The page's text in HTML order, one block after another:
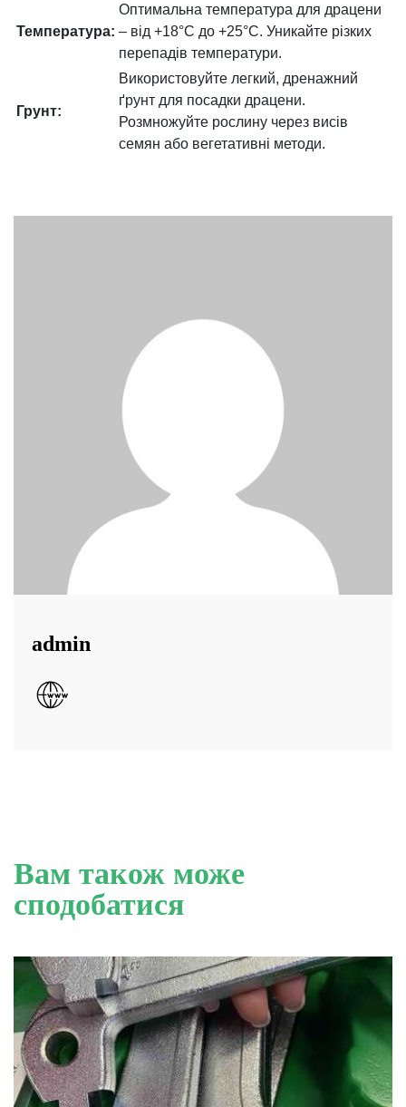
Температура:
Оптимальна температура для драцени
– від +18°C до +25°C. Уникайте різких
перепадів температури.
Грунт:
Використовуйте легкий, дренажний
ґрунт для посадки драцени.
Розмножуйте рослину через висів
семян або вегетативні методи.
admin
Вам також може
сподобатися